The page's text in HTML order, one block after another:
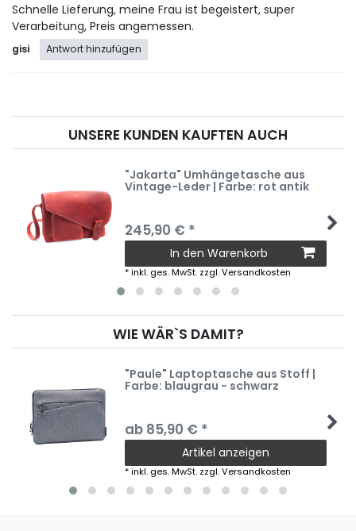
Schnelle Lieferung, meine Frau ist begeistert, super
Verarbeitung, Preis angemessen.
gisi Antwort hinzufügen
UNSERE KUNDEN KAUFTEN AUCH
"Jakarta" Umhängetasche aus
Vintage-Leder | Farbe: rot antik
245,90 € *
In den Warenkorb
*inkl. ges. MwSt. zzgl.Versandkosten
WIE WÄR`S DAMIT?
"Paule" Laptoptasche aus Stoff |
Farbe: blaugrau - schwarz
ab 85,90 € *
Artikel anzeigen
*inkl. ges. MwSt. zzgl.Versandkosten